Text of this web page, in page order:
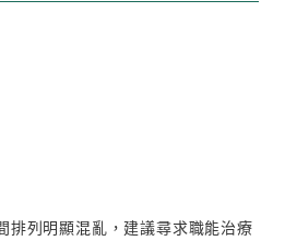
排列明顯混亂，建議尋求職能治療